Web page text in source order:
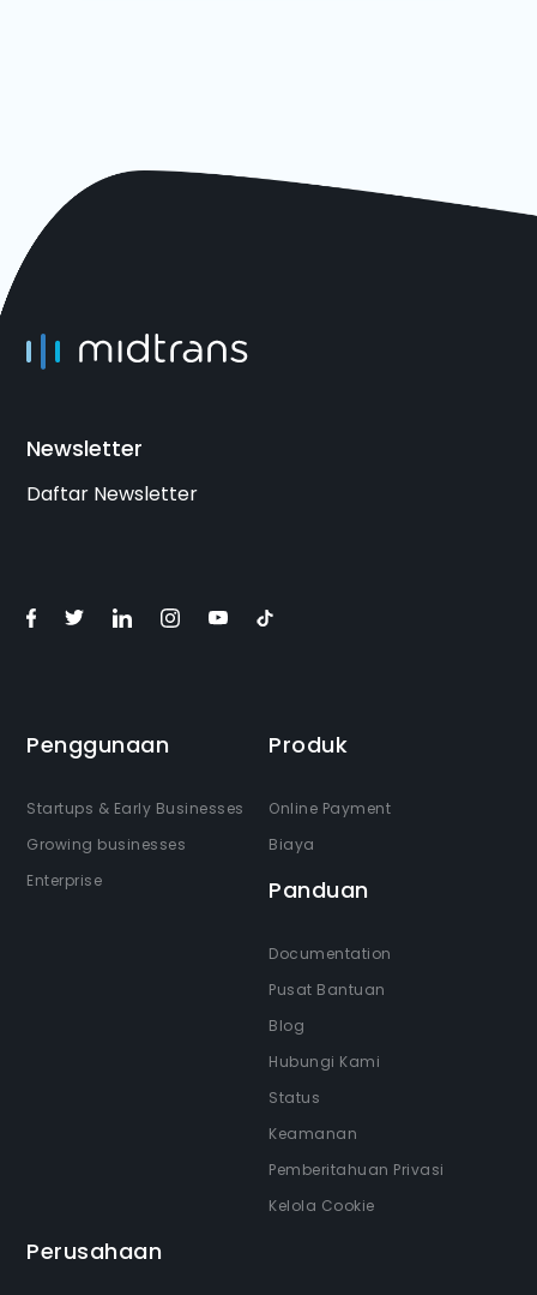
Newsletter
Daftar Newsletter
Penggunaan
Startups & Early Businesses
Growing businesses
Enterprise
Produk
Online Payment
Biaya
Panduan
Documentation
Pusat Bantuan
Blog
Hubungi Kami
Status
Keamanan
Pemberitahuan Privasi
Kelola Cookie
Perusahaan